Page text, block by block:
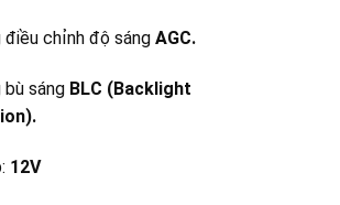
điều chỉnh độ sáng AGC.
bù sáng BLC (Backlight
12V